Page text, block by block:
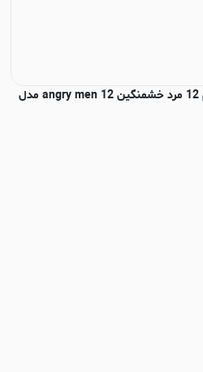
تابلو پوستر فیلم 12 مرد خشمنگین 12 angry men مدل